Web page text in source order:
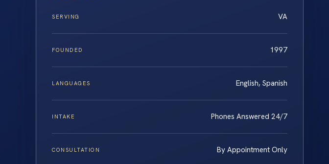
SERVING VA
FOUNDED 1997
LANGUAGES English, Spanish
INTAKE Phones Answered 24/7
CONSULTATION By Appointment Only